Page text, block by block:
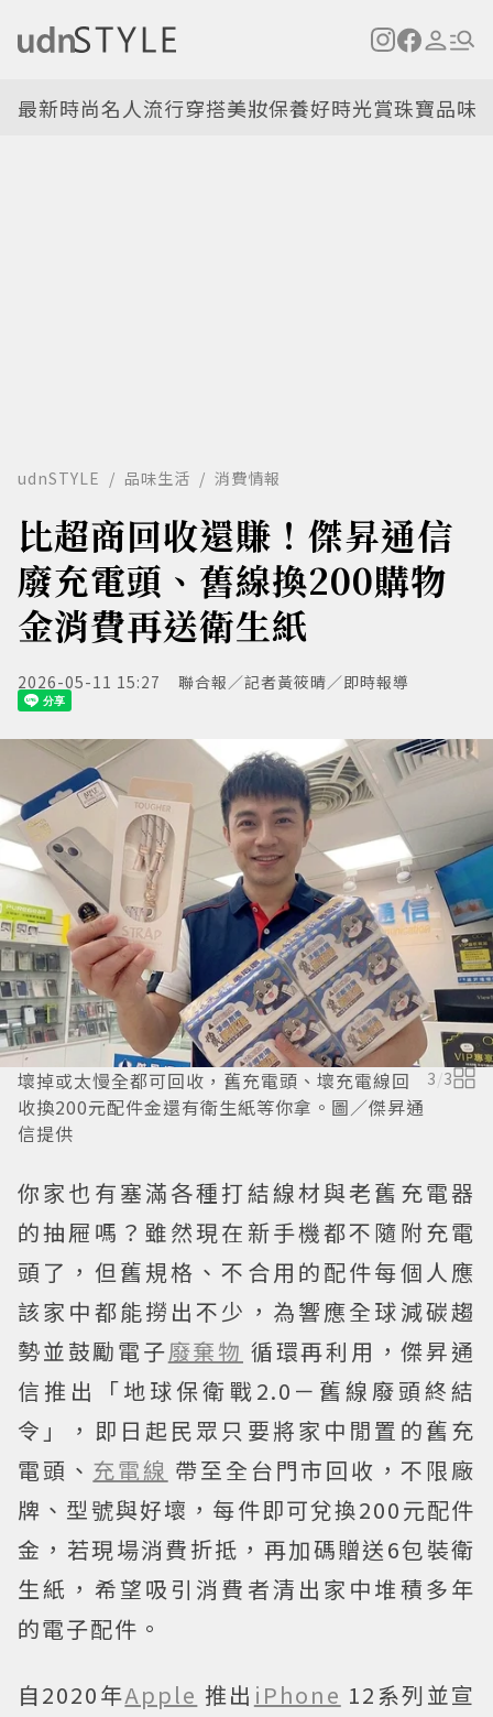
最新時尚名人流行穿搭美妝保養好時光賞珠寶品味
udnSTYLE 品味生活 消費情報
比超商回收還賺！傑昇通信
廢充電頭、舊線換200購物
金消費再送衛生紙
2026-05-11 15:27 聯合報／記者黃筱晴／即時報導
壞掉或太慢全都可回收，舊充電頭、壞充電線回
收換200元配件金還有衛生紙等你拿。圖／傑昇通
信提供
3/3
你家也有塞滿各種打結線材與老舊充電器
的抽屜嗎？雖然現在新手機都不隨附充電
頭了，但舊規格、不合用的配件每個人應
該家中都能撈出不少，為響應全球減碳趨
勢並鼓勵電子廢棄物 循環再利用，傑昇通
信推出「地球保衛戰2.0－舊線廢頭終結
令」，即日起民眾只要將家中閒置的舊充
電頭、 充電線 帶至全台門市回收，不限廠
牌、型號與好壞，每件即可兌換200元配件
金，若現場消費折抵，再加碼贈送6包裝衛
生紙，希望吸引消費者清出家中堆積多年
的電子配件。
自2020年Apple 推出 iPhone 12系列並宣